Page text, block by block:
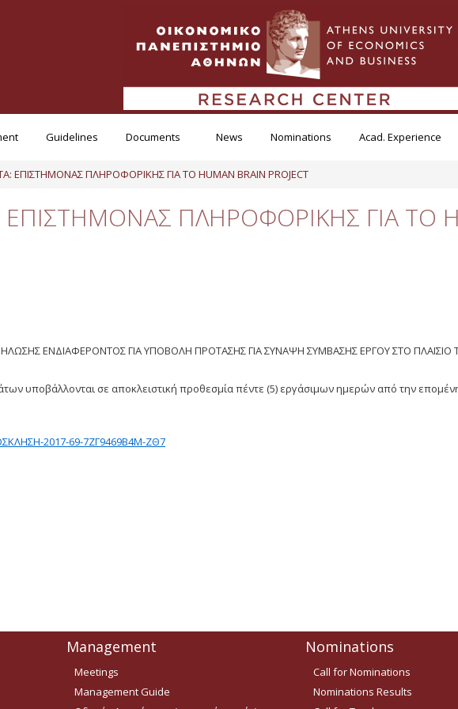
Guidelines Documents News Nominations Acad. Experience
ΕΠΙΣΤΗΜΟΝΑΣ ΠΛΗΡΟΦΟΡΙΚΗΣ ΓΙΑ ΤΟ HUMAN BRAIN PROJECT
ΠΛΗΡΟΦΟΡΙΚΗΣ ΓΙΑ ΤΟ
ΕΝΔΙΑΦΕΡΟΝΤΟΣ ΓΙΑ ΥΠΟΒΟΛΗ ΠΡΟΤΑΣΗΣ ΓΙΑ ΣΥΝΑΨΗ ΣΥΜΒΑΣΗΣ ΕΡΓΟΥ ΣΤΟ ΠΛΑΙΣΙΟ ΤΟΥ
υποβάλλονται σε αποκλειστική προθεσμία πέντε (5) εργάσιμων ημερών από την
2017-69-7ΖΓ9469Β4Μ-ΖΘ7
Management
Meetings
Management Guide
Nominations
Call for Nominations
Nominations Results